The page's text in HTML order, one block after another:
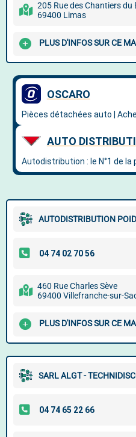
205 Rue des Chantiers du
69400 Limas
PLUS D'INFOS SUR CE
AUTODISTRIBUTION
460 Rue Charles Sève
69400 Villefranche-sur-
PLUS D'INFOS SUR CE
SARL ALGT -